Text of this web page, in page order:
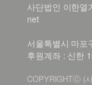
사단법인 이한
net
서울특별시 마
후원계좌 : 신한
COPYRIGHTⓒ (